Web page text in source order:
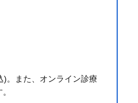
)。また、オンライン診療